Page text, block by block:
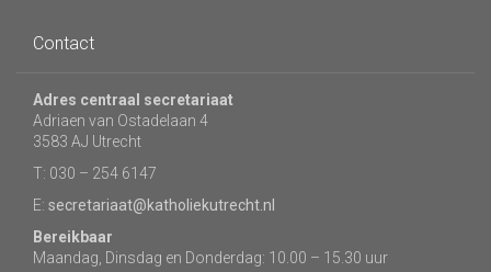
Contact
Adres centraal secretariaat
Adriaen van Ostadelaan 4
3583 AJ Utrecht
T: 030 – 254 6147
E: secretariaat@katholiekutrecht.nl
Bereikbaar
Maandag, Dinsdag en Donderdag: 10.00 – 15.30 uur